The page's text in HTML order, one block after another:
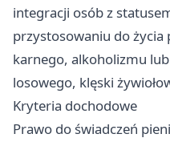
integracji osób z
przystosowaniu do życia
karnego, alkoholizmu
losowego, klęski
Kryteria dochodowe
Prawo do świadczeń